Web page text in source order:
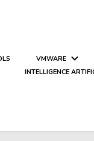
VMWARE
INTELLIGENCE